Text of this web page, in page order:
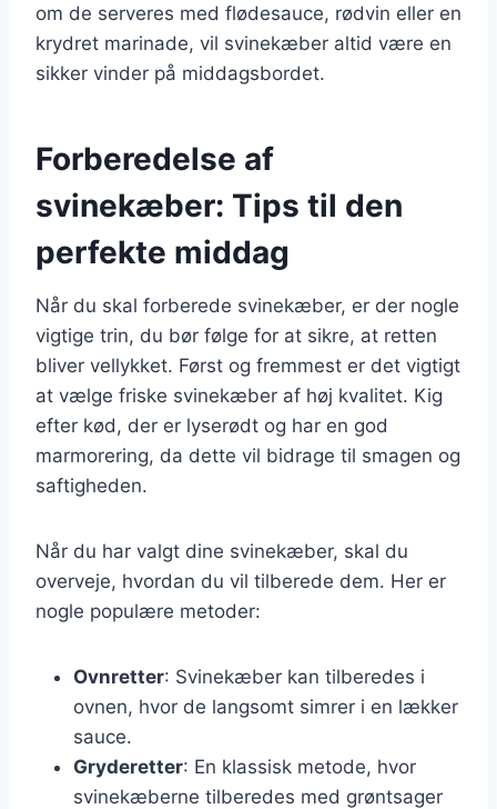
om de serveres med flødesauce, rødvin eller en
krydret marinade, vil svinekæber altid være en
sikker vinder på middagsbordet.
Forberedelse af
svinekæber: Tips til den
perfekte middag
Når du skal forberede svinekæber, er der nogle
vigtige trin, du bør følge for at sikre, at retten
bliver vellykket. Først og fremmest er det vigtigt
at vælge friske svinekæber af høj kvalitet. Kig
efter kød, der er lyserødt og har en god
marmorering, da dette vil bidrage til smagen og
saftigheden.
Når du har valgt dine svinekæber, skal du
overveje, hvordan du vil tilberede dem. Her er
nogle populære metoder:
Ovnretter: Svinekæber kan tilberedes i
ovnen, hvor de langsomt simrer i en lækker
sauce.
Gryderetter: En klassisk metode, hvor
svinekæberne tilberedes med grøntsager